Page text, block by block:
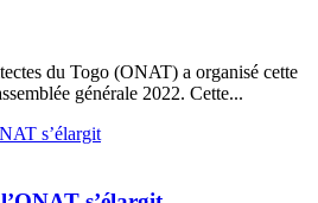
du Togo (ONAT) a organisé cette
générale 2022. Cette...